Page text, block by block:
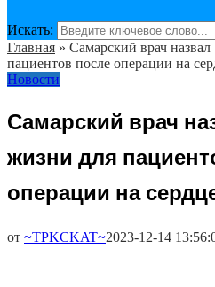
Искать:
Главная » Самарский врач
пациентов после операции на
Новости
Самарский врач
жизни для
операции на
от ~TPKCKAT~2023-12-14